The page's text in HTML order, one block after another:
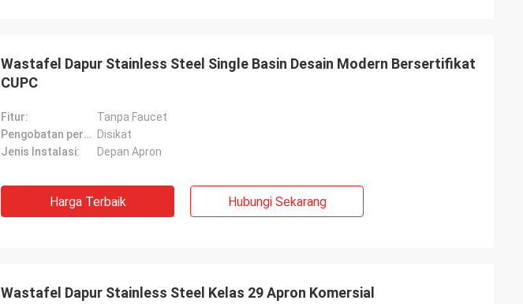
Wastafel Dapur Stainless Steel Single Basin Desain Modern Bersertifikat
CUPC
Fitur:
Tanpa Faucet
Pengobatan permukaan:
Disikat
Jenis Instalasi:
Depan Apron
Harga Terbaik Hubungi Sekarang
Wastafel Dapur Stainless Steel Kelas 29 Apron Komersial